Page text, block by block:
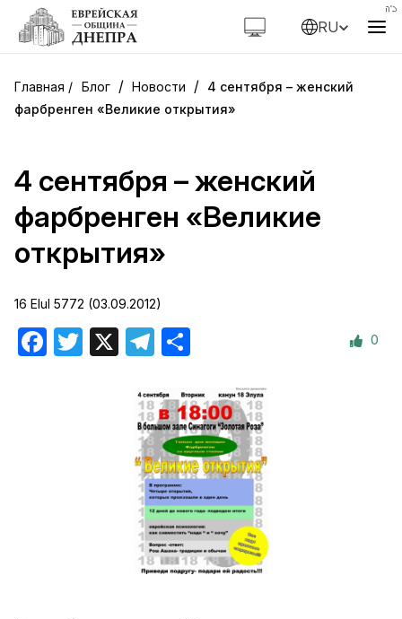
RU
Блог / Новости / 4 сентября – женский
фарбренген «Великие открытия»
4 сентября – женский
фарбренген «Великие
открытия»
16 Elul 5772 (03.09.2012)
Facebook
Twitter Telegram 0